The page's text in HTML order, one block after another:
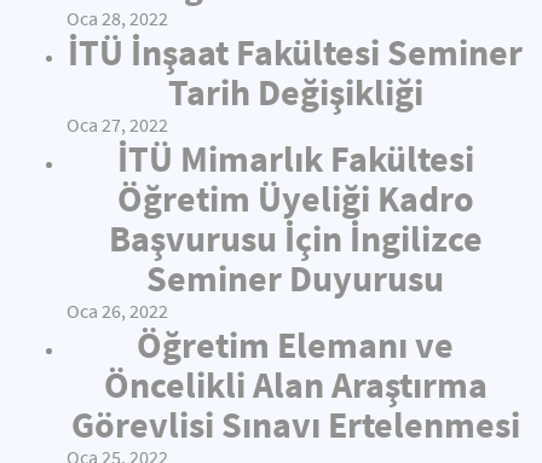
Oca 28, 2022
İTÜ İnşaat Fakültesi Seminer
Tarih Değişikliği
Oca 27, 2022
İTÜ Mimarlık Fakültesi
Öğretim Üyeliği Kadro
Başvurusu İçin İngilizce
Seminer Duyurusu
Oca 26, 2022
Öğretim Elemanı ve
Öncelikli Alan Araştırma
Görevlisi Sınavı Ertelenmesi
Oca 25, 2022